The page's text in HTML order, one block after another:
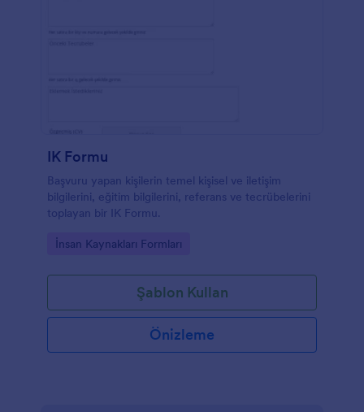
IK Formu
Başvuru yapan kişilerin temel kişisel ve iletişim
bilgilerini, eğitim bilgilerini, referans ve tecrübelerini
toplayan bir IK Formu.
Go to Category:
İnsan Kaynakları Formları
Şablon Kullan
Önizleme